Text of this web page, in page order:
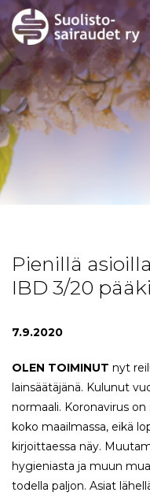
Pienillä
IBD 3/20
7.9.2020
OLEN TOIMINUT nyt
lainsäätäjänä. Kulunut
normaali. Koronavirus
koko maailmassa, eikä
kirjoittaessa näy.
hygieniasta ja muun
todella paljon. Asiat